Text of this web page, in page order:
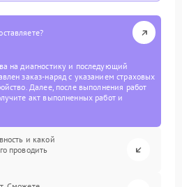
на диагностику и последующий
заказ-наряд с указанием страховых
Далее, после выполнения работ
акт выполненных работ и
и какой
проводить